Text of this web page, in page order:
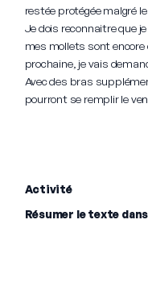
restée protégée malgré
Je dois reconnaitre que
mes mollets sont encore
prochaine, je vais
Avec des bras
pourront se remplir le
Activité
Résumer le texte